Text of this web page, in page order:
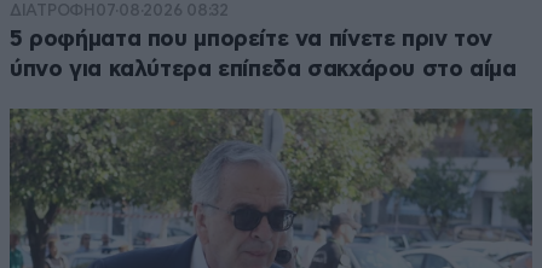
ΔΙΑΤΡΟΦΗ 07·08·2026 08:32
5 ροφήματα που μπορείτε να πίνετε πριν τον
ύπνο για καλύτερα επίπεδα σακχάρου στο αίμα